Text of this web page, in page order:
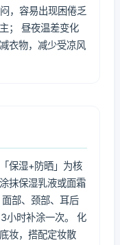
，容易出现困倦乏
； 昼夜温差变化
衣物，减少受凉风
保湿+防晒」为核
抹保湿乳液或面霜
部、颈部、耳后
小时补涂一次。 化
妆，搭配定妆散